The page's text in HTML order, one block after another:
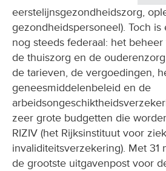
eerstelijnsgezondheidszorg,
gezondheidspersoneel). Toch
nog steeds federaal: het
de thuiszorg en de
de tarieven, de vergoedingen,
geneesmiddelenbeleid en de
zeer grote budgetten die
RIZIV (het Rijksinstituut voor
invaliditeitsverzekering). Met 31
de grootste uitgavenpost voor